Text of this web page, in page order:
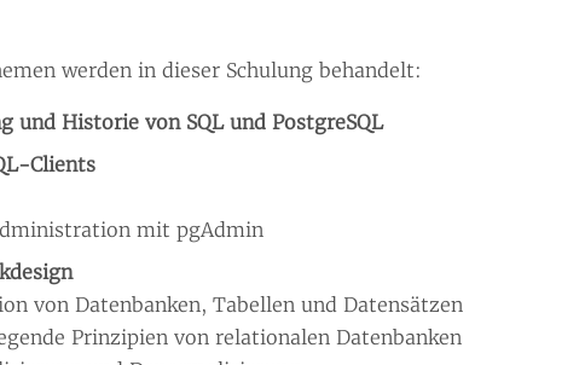
werden in dieser Schulung behandelt:
und Historie von SQL und PostgreSQL
Clients
mit pgAdmin
von Datenbanken, Tabellen und Datensätzen
Prinzipien von relationalen Datenbanken